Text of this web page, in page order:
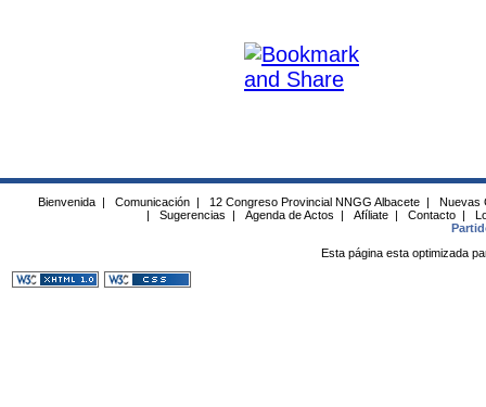
Bienvenida | Comunicación | 12 Congreso Provincial NNGG Albacete |
Nuevas
|
Sugerencias | Agenda de Actos | Afíliate | Contacto |
Esta página esta optimizada